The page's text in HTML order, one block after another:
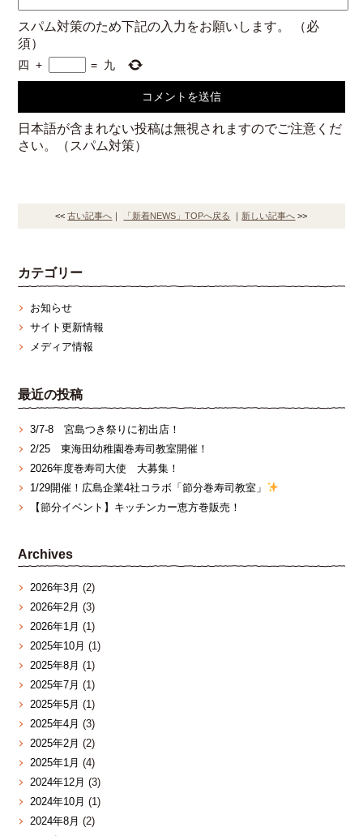
スパム対策のため下記の入力をお願いします。
（必
須）
四 + = 九
日本語が含まれない投稿は無視されますのでご注意くだ
さい。（スパム対策）
<<古い記事へ ｜ 「新着NEWS」TOPへ戻る ｜ 新しい記事へ >>
カテゴリー
お知らせ
サイト更新情報
メディア情報
最近の投稿
3/7‐8 宮島つき祭りに初出店！
2/25 東海田幼稚園巻寿司教室開催！
2026年度巻寿司大使 大募集！
1/29開催！広島企業4社コラボ「節分巻寿司教室」
【節分イベント】キッチンカー恵方巻販売！
Archives
2026年3月 (2)
2026年2月 (3)
2026年1月 (1)
2025年10月 (1)
2025年8月 (1)
2025年7月 (1)
2025年5月 (1)
2025年4月 (3)
2025年2月 (2)
2025年1月 (4)
2024年12月 (3)
2024年10月 (1)
2024年8月 (2)